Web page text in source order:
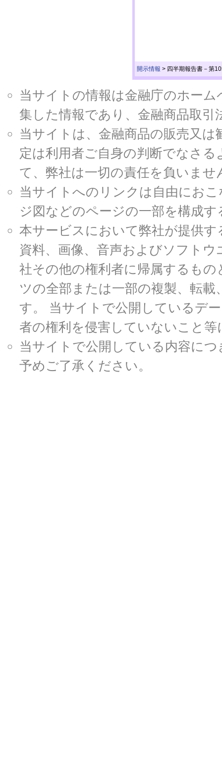
開示情報 > 四半期報告書－第
当サイトの情報は金融庁のホー
集した情報であり、金融商品取
当サイトは、金融商品の販売又
定は利用者ご自身の判断でなさ
て、弊社は一切の責任を負いませ
当サイトへのリンクは自由にお
ジ図などのページの一部を構成
本サービスにおいて弊社が提供
資料、画像、音声およびソフト
社その他の権利者に帰属するも
ツの全部または一部の複製、転
す。 当サイトで公開しているデ
者の権利を侵害していないこと
当サイトで公開している内容に
予めご了承ください。